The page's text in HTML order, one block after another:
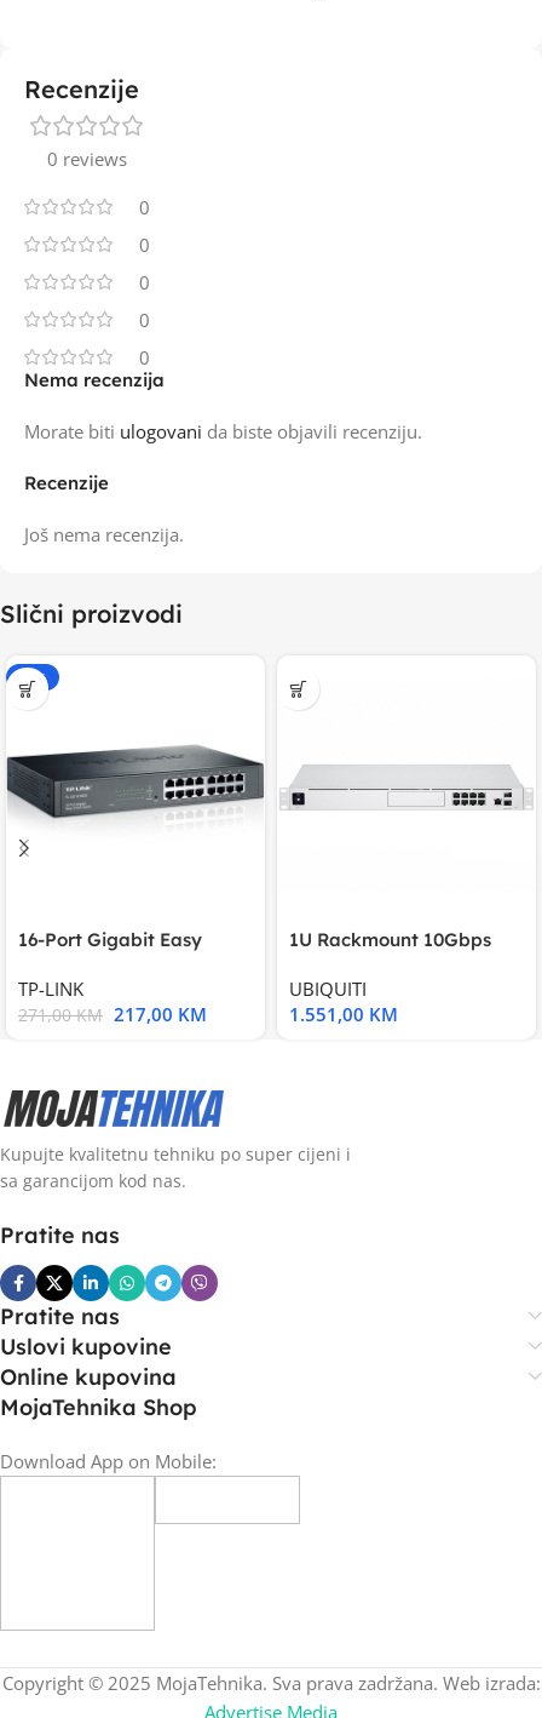
Recenzije
0 reviews
0
0
0
0
0
Recenzije
Još nema recenzija.
Nema recenzija
Morate biti ulogovani da biste objavili recenziju.
Slični proizvodi
-20%
16-Port Gigabit Easy
TP-LINK
271,00KM 217,00 KM
1U Rackmount 10Gbps
UBIQUITI
1.551,00 KM
Kupujte kvalitetnu tehniku po super cijeni i
sa garancijom kod nas.
Pratite nas
Pratite nas
Uslovi kupovine
Online kupovina
MojaTehnika Shop
Download App on Mobile:
Copyright © 2025 MojaTehnika. Sva prava zadržana. Web izrada:
Advertise Media